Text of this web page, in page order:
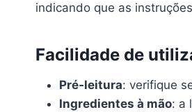
indicando que as
Facilidade de
Pré‑leitura: verifique
Ingredientes à mão: a